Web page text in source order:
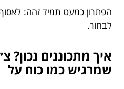
הפתרון כמעט תמיד זהה:
לבחור.
איך מתכוננים נכון?
שמרגיש כמו כוח על